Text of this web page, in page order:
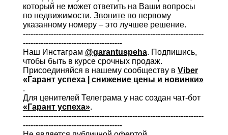
который не может ответить на Ваши вопросы
по недвижимости. Звонитепо первому
указанному номеру – это лучшее решение.
-----------------------------------------------------------------------
---------------------------------------
Наш Инстаграм @garantuspeha. Подпишись,
чтобы быть в курсе срочных продаж.
Присоединяйся в нашему сообществу в Viber
«Гарант успеха | снижение цены и новинки»
.
Для ценителей Телеграма у нас создан чат-бот
«Гарант успеха».
-----------------------------------------------------------------------
---------------------------------------